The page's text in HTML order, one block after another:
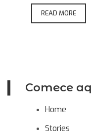
Comece
Home
Stories
READ MORE